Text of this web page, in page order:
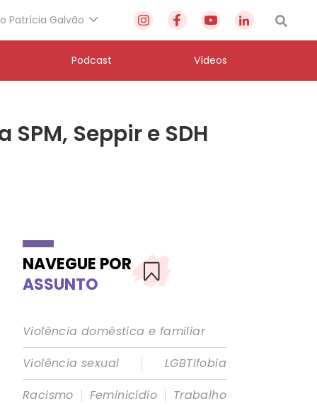
Patrícia Galvão
Podcast Vídeos
Seppir e SDH
NAVEGUE POR
ASSUNTO
Violência doméstica e familiar
Violência sexual
|
LGBTIfobia
Racismo | Feminicídio | Trabalho